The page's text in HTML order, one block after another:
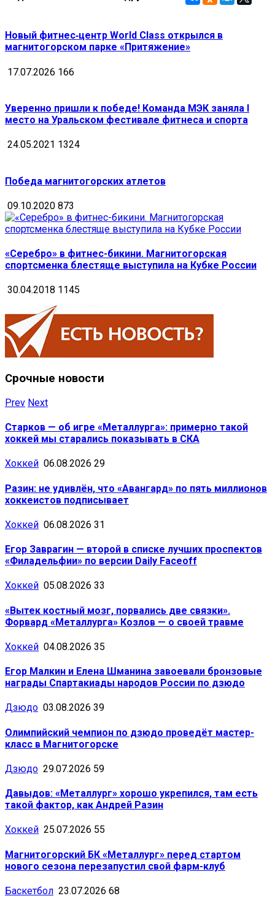
Новый фитнес‑центр World Class открылся в
магнитогорском парке «Притяжение»
17.07.2026 166
Уверенно пришли к победе! Команда МЭК заняла I
место на Уральском фестивале фитнеса и спорта
24.05.2021 1324
Победа магнитогорских атлетов
09.10.2020 873
«Серебро» в фитнес-бикини. Магнитогорская
спортсменка блестяще выступила на Кубке России
30.04.2018 1145
Срочные новости
Prev Next
Старков — об игре «Металлурга»: примерно такой
хоккей мы старались показывать в СКА
Хоккей 06.08.2026 29
Разин: не удивлён, что «Авангард» по пять миллионов
хоккеистов подписывает
Хоккей 06.08.2026 31
Егор Заврагин — второй в списке лучших проспектов
«Филадельфии» по версии Daily Faceoff
Хоккей 05.08.2026 33
«Вытек костный мозг, порвались две связки».
Форвард «Металлурга» Козлов — о своей травме
Хоккей 04.08.2026 35
Егор Малкин и Елена Шманина завоевали бронзовые
награды Спартакиады народов России по дзюдо
Дзюдо 03.08.2026 39
Олимпийский чемпион по дзюдо проведёт мастер-
класс в Магнитогорске
Дзюдо 29.07.2026 59
Давыдов: «Металлург» хорошо укрепился, там есть
такой фактор, как Андрей Разин
Хоккей 25.07.2026 55
Магнитогорский БК «Металлург» перед стартом
нового сезона перезапустил свой фарм-клуб
Баскетбол 23.07.2026 68